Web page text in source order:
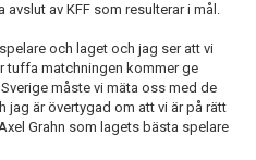
av KFF som resulterar i mål.
och laget och jag ser att vi
tuffa matchningen kommer ge
måste vi mäta oss med de
är övertygad om att vi är på rätt
Grahn som lagets bästa spelare